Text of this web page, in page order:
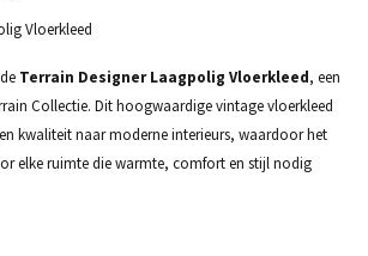
Vloerkleed
Terrain Designer Laagpolig Vloerkleed, een
Collectie. Dit hoogwaardige vintage vloerkleed
kwaliteit naar moderne interieurs, waardoor het
elke ruimte die warmte, comfort en stijl nodig